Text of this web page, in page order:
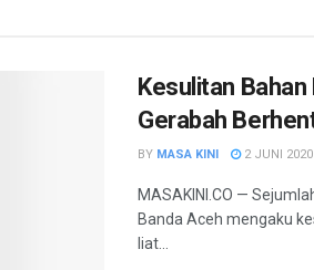
Kesulitan
Gerabah
BY MASA KINI 2 JUNI 2020
MASAKINI.CO —
Banda Aceh mengaku
liat...